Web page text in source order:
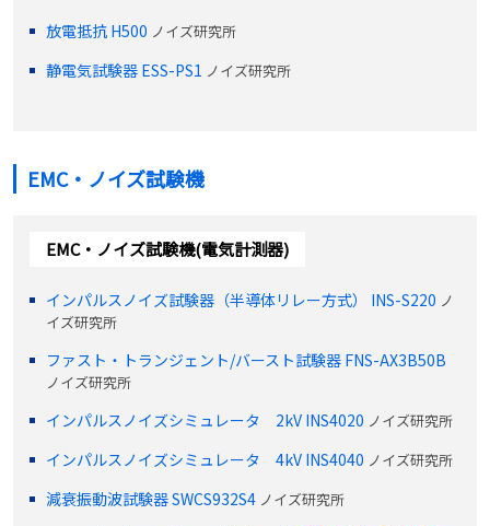
放電抵抗 H500 ノイズ研究所
静電気試験器 ESS-PS1 ノイズ研究所
EMC・ノイズ試験機
EMC・ノイズ試験機(電気計測器)
インパルスノイズ試験器（半導体リレー方式） INS-S220 ノ
イズ研究所
ファスト・トランジェント/バースト試験器 FNS-AX3B50B
ノイズ研究所
インパルスノイズシミュレータ 2kV INS4020 ノイズ研究所
インパルスノイズシミュレータ 4kV INS4040 ノイズ研究所
減衰振動波試験器 SWCS932S4 ノイズ研究所